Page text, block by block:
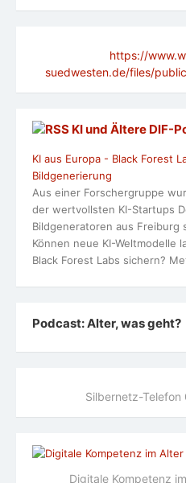
https://
suedwesten.de/files/
KI und Ältere DlF-
KI aus Europa - Black Forest
Bildgenerierung
Aus einer Forschergruppe
der wertvollsten KI-Startups
Bildgeneratoren aus
Können neue KI-Weltmodelle
Black Forest Labs sichern?
Podcast: Alter, was geht?
Silbernetz-
Digitale Kompetenz